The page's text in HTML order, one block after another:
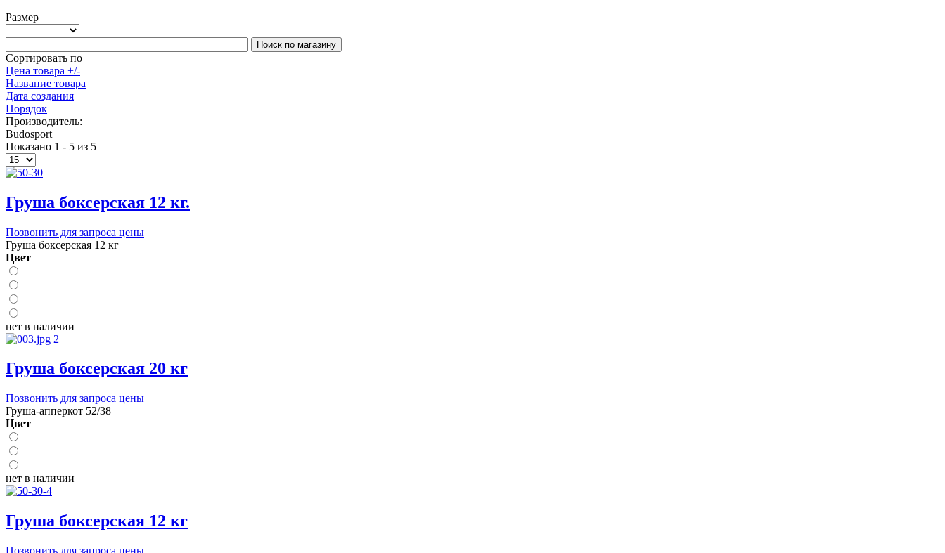
Размер
Сортировать по
Цена товара +/-
Название товара
Дата создания
Порядок
Производитель:
Budosport
Показано 1 - 5 из 5
Груша боксерская 12 кг.
Позвонить для запроса цены
Груша боксерская 12 кг
Цвет
нет в наличии
Груша боксерская 20 кг
Позвонить для запроса цены
Груша-апперкот 52/38
Цвет
нет в наличии
Груша боксерская 12 кг